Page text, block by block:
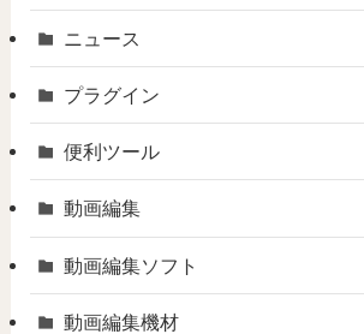
ニュース
プラグイン
便利ツール
動画編集
動画編集ソフト
動画編集機材